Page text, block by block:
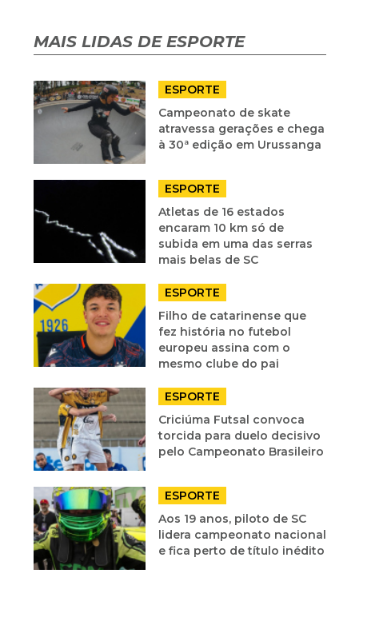
MAIS LIDAS DE ESPORTE
ESPORTE
Campeonato de skate
atravessa gerações e chega
à 30ª edição em Urussanga
ESPORTE
Atletas de 16 estados
encaram 10 km só de
subida em uma das serras
mais belas de SC
ESPORTE
Filho de catarinense que
fez história no futebol
europeu assina com o
mesmo clube do pai
ESPORTE
Criciúma Futsal convoca
torcida para duelo decisivo
pelo Campeonato Brasileiro
ESPORTE
Aos 19 anos, piloto de SC
lidera campeonato nacional
e fica perto de título inédito